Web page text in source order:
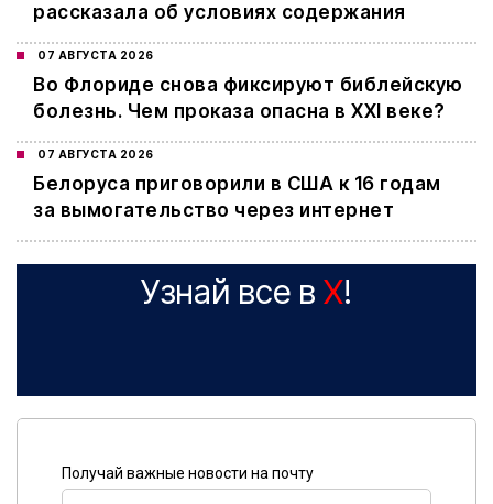
рассказала об условиях содержания
07 АВГУСТА 2026
Во Флориде снова фиксируют библейскую
болезнь. Чем проказа опасна в XXI веке?
07 АВГУСТА 2026
Белоруса приговорили в США к 16 годам
за вымогательство через интернет
Узнай все в X!